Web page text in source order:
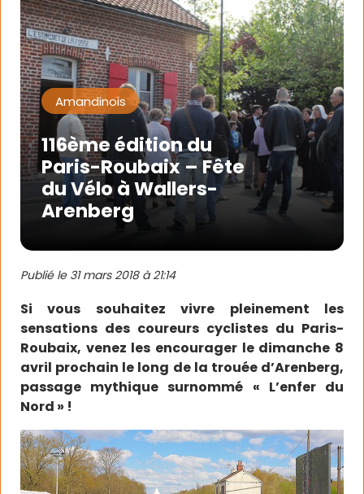
Amandinois
116ème édition du
Paris-Roubaix – Fête
du Vélo à Wallers-
Arenberg
Publié le 31 mars 2018 à 21:14
Si vous souhaitez vivre pleinement les
sensations des coureurs cyclistes du Paris-
Roubaix, venez les encourager le dimanche 8
avril prochain le long de la trouée d’Arenberg,
passage mythique surnommé « L’enfer du
Nord » !